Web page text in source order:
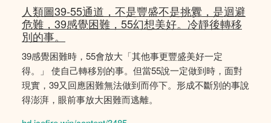
人類圖39-55通道，不是豐盛不是挑釁，是迴避
危難，39感覺困難，55幻想美好。冷靜後轉移
別的事。
39感覺困難時，55會放大「其他事更豐盛美好一定
得。」 使自己轉移別的事。但當55說一定做到時，面對
現實，39又回應困難無法做到而停下。形成不斷別的事說
得澎湃，眼前事放大困難而逃離。